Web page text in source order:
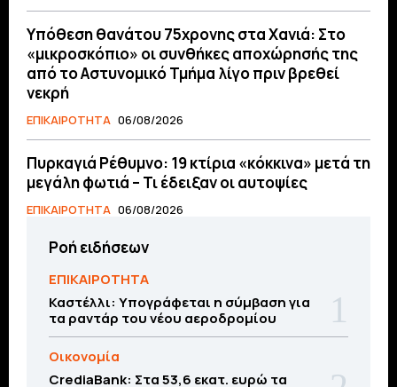
Υπόθεση θανάτου 75χρονης στα Χανιά: Στο
«μικροσκόπιο» οι συνθήκες αποχώρησής της
από το Αστυνομικό Τμήμα λίγο πριν βρεθεί
νεκρή
ΕΠΙΚΑΙΡΟΤΗΤΑ 06/08/2026
Πυρκαγιά Ρέθυμνο: 19 κτίρια «κόκκινα» μετά τη
μεγάλη φωτιά – Τι έδειξαν οι αυτοψίες
ΕΠΙΚΑΙΡΟΤΗΤΑ 06/08/2026
Ροή ειδήσεων
ΕΠΙΚΑΙΡΟΤΗΤΑ
Καστέλλι: Υπογράφεται η σύμβαση για
τα ραντάρ του νέου αεροδρομίου
Οικονομία
CrediaBank: Στα 53,6 εκατ. ευρώ τα